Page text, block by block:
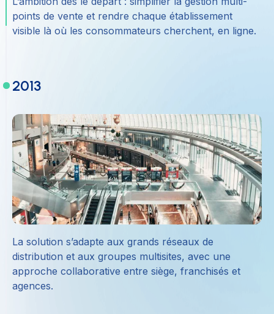
points de vente et rendre chaque établissement
visible là où les consommateurs cherchent, en ligne.
2013
La solution s’adapte aux grands réseaux de
distribution et aux groupes multisites, avec une
approche collaborative entre siège, franchisés et
agences.